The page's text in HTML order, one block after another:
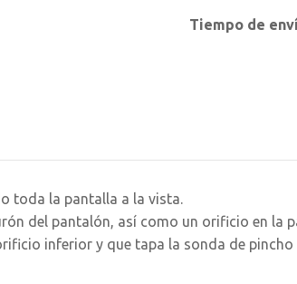
Tiempo de
toda la pantalla a la vista.
del pantalón, así como un orificio en la
inferior y que tapa la sonda de